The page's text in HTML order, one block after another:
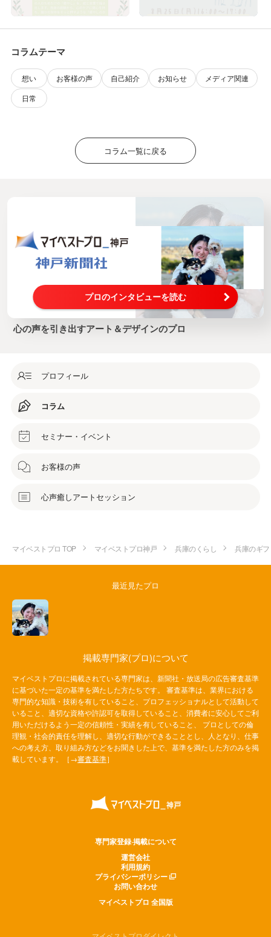
コラムテーマ
想い お客様の声 自己紹介 お知らせ
メディア関連
日常
コラム一覧に戻る
プロのインタビューを読む
心の声を引き出すアート＆デザインのプロ
プロフィール
コラム
セミナー・イベント
お客様の声
心声癒しアートセッション
マイベストプロ TOP マイベストプロ神戸 兵庫のくらし 兵庫のギ
最近見たプロ
掲載専門家(プロ)について
マイベストプロに掲載されている専門家は、新聞社・放送局の広告審査基準
に基づいた一定の基準を満たした方たちです。 審査基準は、業界における
専門的な知識・技術を有していること、プロフェッショナルとして活動して
いること、適切な資格や許認可を取得していること、消費者に安心してご利
用いただけるよう一定の信頼性・実績を有していること、 プロとしての倫
理観・社会的責任を理解し、適切な行動ができることとし、人となり、仕事
への考え方、取り組み方などをお聞きした上で、基準を満たした方のみを掲
載しています。［→審査基準］
専門家登録·掲載について
運営会社
利用規約
プライバシーポリシー
お問い合わせ
マイベストプロ 全国版